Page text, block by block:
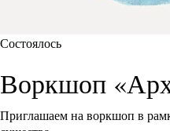
Состоялось
Воркшоп
Приглашаем на воркшоп в